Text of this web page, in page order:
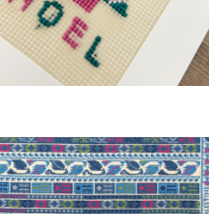
刺繍柄のポストカードセット（5種各